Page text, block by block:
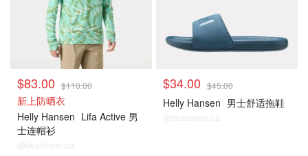
$83.00 $110.00
新上防晒衣
Helly Hansen Lifa Active 男
士连帽衫
@dealmoon.ca
$34.00 $45.00
Helly Hansen 男士舒适拖鞋
@dealmoon.ca